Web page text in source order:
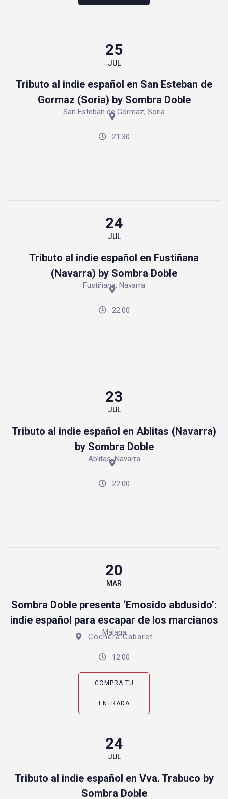
25
JUL
Tributo al indie español en San Esteban de
Gormaz (Soria) by Sombra Doble
San Esteban de Gormaz, Soria
21:30
24
JUL
Tributo al indie español en Fustiñana
(Navarra) by Sombra Doble
Fustiñana, Navarra
22:00
23
JUL
Tributo al indie español en Ablitas (Navarra)
by Sombra Doble
Ablitas, Navarra
22:00
20
MAR
Sombra Doble presenta ‘Emosido abdusido’:
indie español para escapar de los marcianos
Málaga
Cochera Cabaret
12:00
COMPRA TU
ENTRADA
24
JUL
Tributo al indie español en Vva. Trabuco by
Sombra Doble